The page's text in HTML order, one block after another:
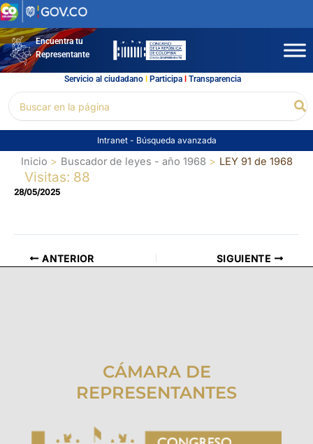
Ir
al
contenidoEncuentra tu
Representante
Servicio al ciudadano l Participal Transparencia
por:
Intranet - Búsqueda avanzada
Inicio Buscador de leyes - año 1968 LEY 91 de 1968
Visitas: 88
28/05/2025
ANTERIOR SIGUIENTE
CÁMARA DE
REPRESENTANTES